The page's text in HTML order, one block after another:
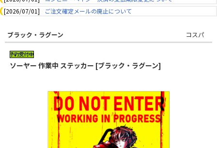
[2026/07/01]
ご注文確定メールの廃止について
ブラック・ラグーン コスパ
ソーヤー 作業中 ステッカー [ブラック・ラグーン]